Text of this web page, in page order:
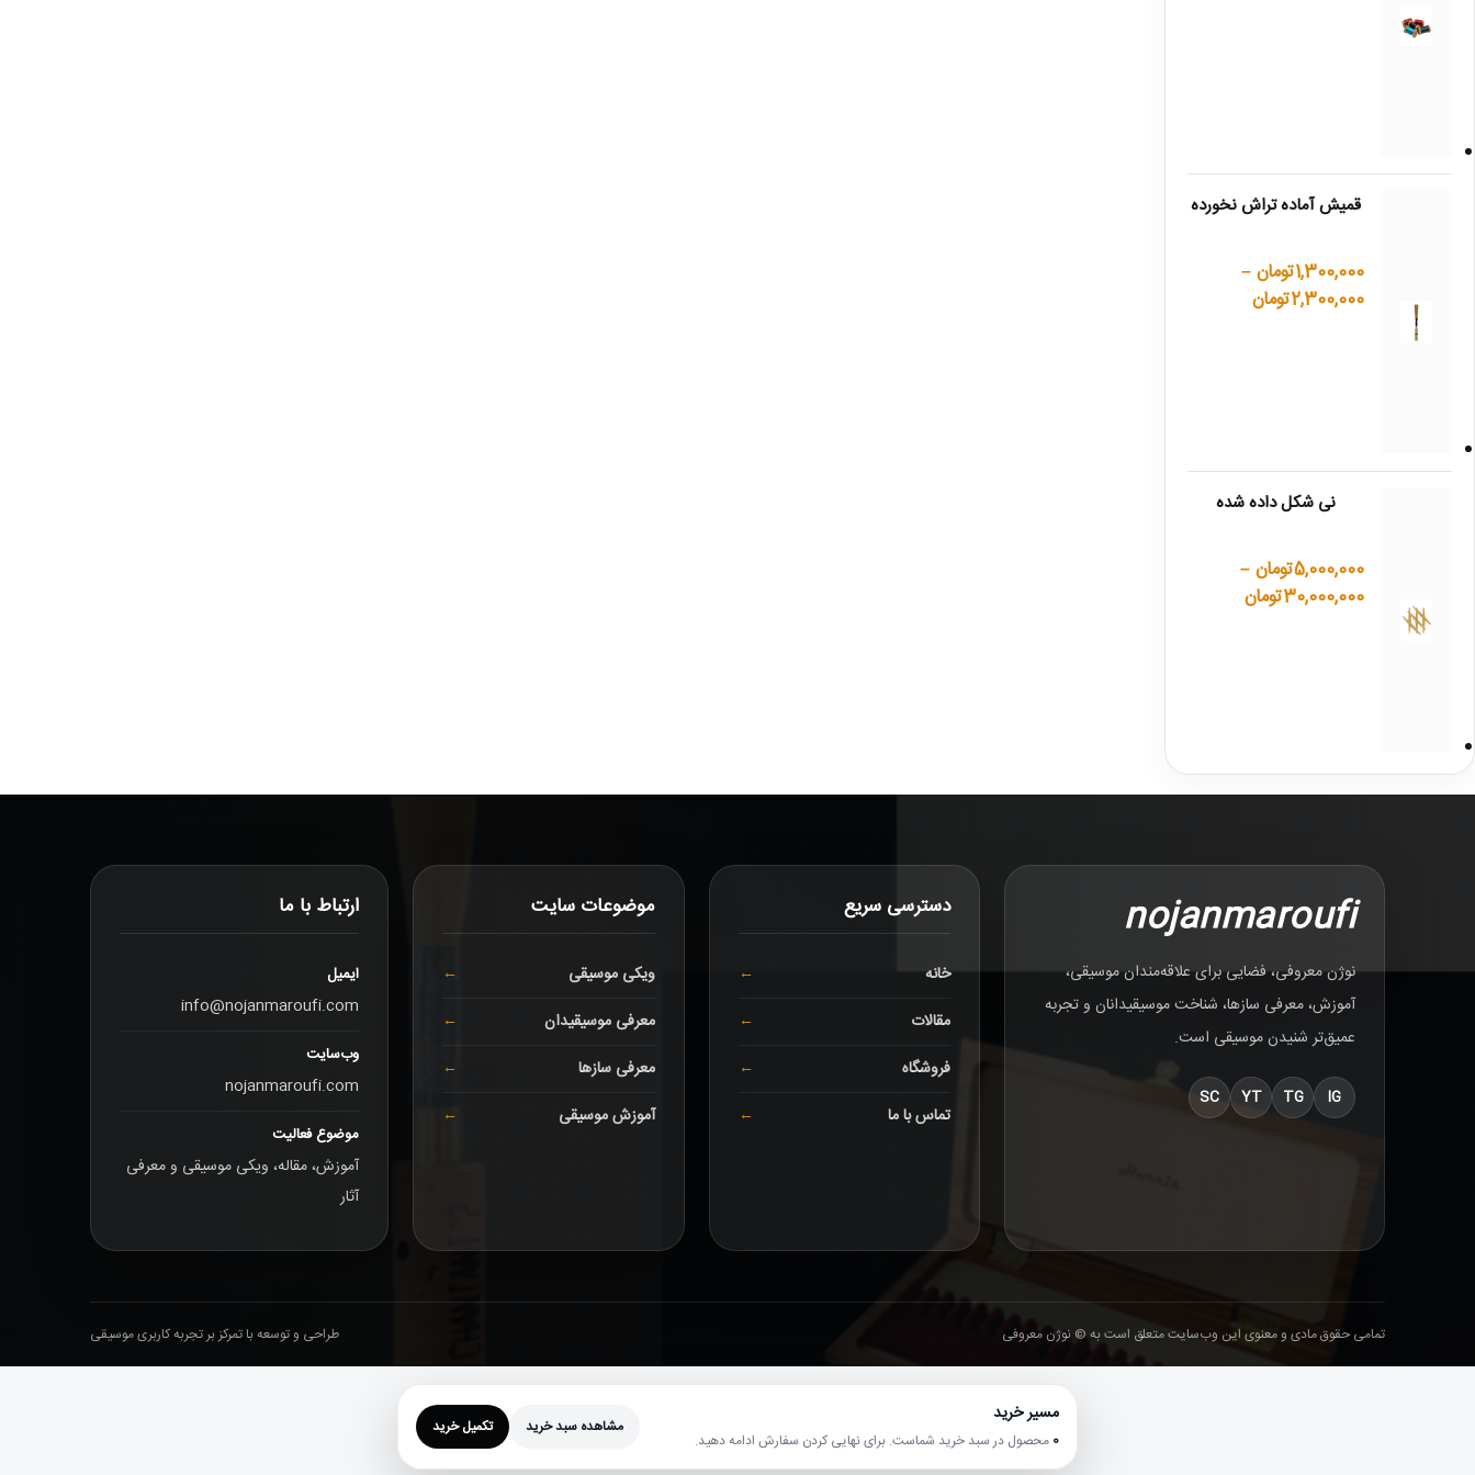
قمیش آماده تراش نخورده
1,300,000تومان–
2,300,000تومان
نی شکل داده شده
5,000,000تومان–
30,000,000تومان
nojanmaroufi
نوژن معروفی، فضایی برای علاقه‌مندان موسیقی،
آموزش، معرفی سازها، شناخت موسیقیدانان و تجربه
عمیق‌تر شنیدن موسیقی است.
IG
TG
YT
SC
دسترسی سریع
خانه
مقالات
فروشگاه
تماس با ما
موضوعات سایت
ویکی موسیقی
معرفی موسیقیدان
معرفی سازها
آموزش موسیقی
ارتباط با ما
ایمیل
info@nojanmaroufi.com
وب‌سایت
nojanmaroufi.com
موضوع فعالیت
آموزش، مقاله، ویکی موسیقی و معرفی
آثار
تمامی حقوق مادی و معنوی این وب‌سایت متعلق است به © نوژن معروفی طراحی و توسعه با تمرکز بر تجربه کاربری موسیقی
مسیر خرید
0 محصول در سبد خرید شماست. برای نهایی کردن سفارش ادامه دهید.
مشاهده سبد خرید تکمیل خرید